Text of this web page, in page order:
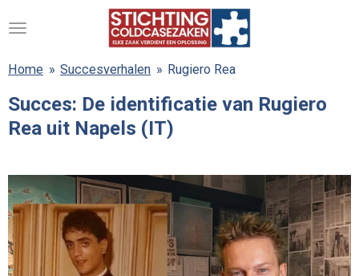
direct
de
hoofdinhoud
Home » Succesverhalen » Rugiero Rea
Succes: De identificatie van Rugiero
Rea uit Napels (IT)